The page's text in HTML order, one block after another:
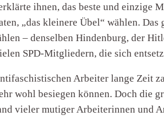
ihnen, das beste und einzige
„das kleinere Übel“ wählen.
– denselben Hindenburg, der
SPD-Mitgliedern, die sich
Arbeiter lange Zeit
wohl besiegen können. Doch die
vieler mutiger Arbeiterinnen und